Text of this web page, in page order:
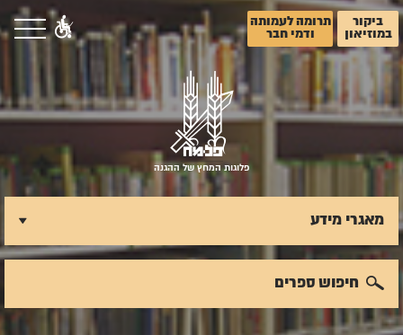
ביקור
במוזיאון
תרומה לעמותה
ודמי חבר
פלוגות המחץ של ההגנה
מאגרי מידע
חיפוש ספרים